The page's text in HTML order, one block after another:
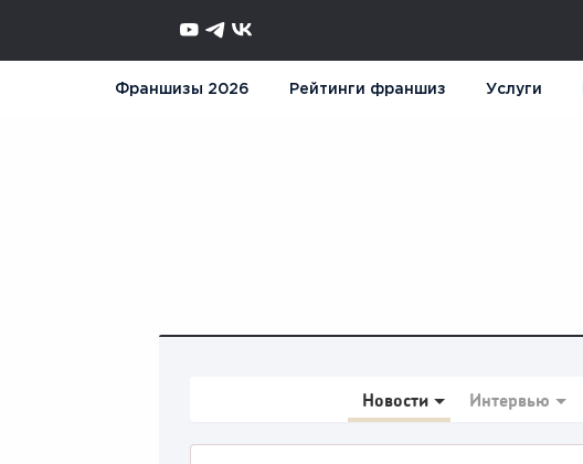
Франшизы 2026 Рейтинги франшиз Услуги
Новости Интервью